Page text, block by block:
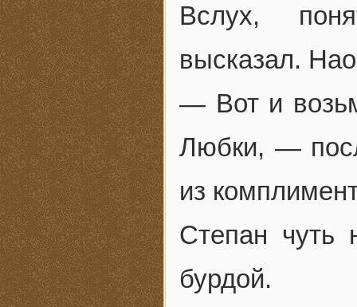
Вслух,
высказал.
— Вот и
Любки, —
из
Степан чуть
бурдой.